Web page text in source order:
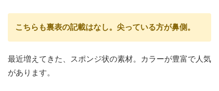
こちらも裏表の記載はなし。尖っている方が鼻側。
最近増えてきた、スポンジ状の素材。カラーが豊富で人気
があります。